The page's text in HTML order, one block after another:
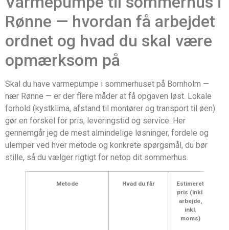
Rønne — hvordan få arbejdet
ordnet og hvad du skal være
opmærksom på
Skal du have varmepumpe i sommerhuset på Bornholm —
nær Rønne — er der flere måder at få opgaven løst. Lokale
forhold (kystklima, afstand til montører og transport til øen)
gør en forskel for pris, leveringstid og service. Her
gennemgår jeg de mest almindelige løsninger, fordele og
ulemper ved hver metode og konkrete spørgsmål, du bør
stille, så du vælger rigtigt for netop dit sommerhus.
Metode Hvad du får
Estimeret
pris (inkl.
arbejde,
inkl.
moms)